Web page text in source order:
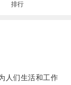
排行
们生活和工作